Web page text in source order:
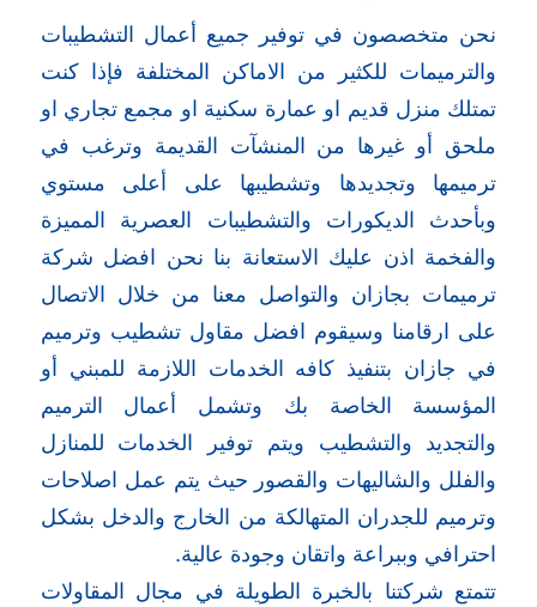
نحن متخصصون في توفير جميع أعمال التشطيبات
والترميمات للكثير من الاماكن المختلفة فإذا كنت
تمتلك منزل قديم او عمارة سكنية او مجمع تجاري او
ملحق أو غيرها من المنشآت القديمة وترغب في
ترميمها وتجديدها وتشطيبها على أعلى مستوي
وبأحدث الديكورات والتشطيبات العصرية المميزة
والفخمة اذن عليك الاستعانة بنا نحن افضل شركة
ترميمات بجازان والتواصل معنا من خلال الاتصال
على ارقامنا وسيقوم افضل مقاول تشطيب وترميم
في جازان بتنفيذ كافه الخدمات اللازمة للمبني أو
المؤسسة الخاصة بك وتشمل أعمال الترميم
والتجديد والتشطيب ويتم توفير الخدمات للمنازل
والفلل والشاليهات والقصور حيث يتم عمل اصلاحات
وترميم للجدران المتهالكة من الخارج والدخل بشكل
احترافي وببراعة واتقان وجودة عالية.
تتمتع شركتنا بالخبرة الطويلة في مجال المقاولات